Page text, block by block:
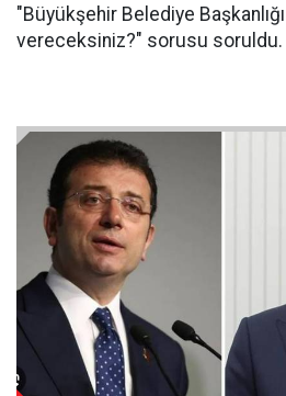
"Büyükşehir Belediye
vereceksiniz?" sorusu soruldu.